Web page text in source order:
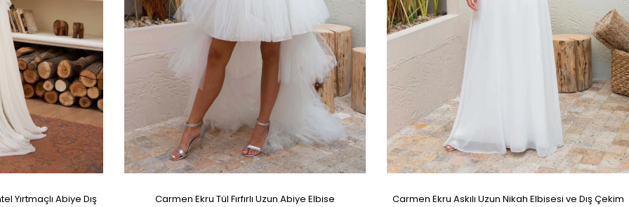
Yırtmaçlı Abiye Dış Carmen Ekru Tül Fırfırlı Uzun Abiye Elbise Carmen Ekru Askılı Uzun Nikah Elbisesi ve Dış Çekim